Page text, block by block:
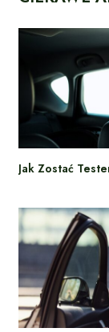
Jak Zostać